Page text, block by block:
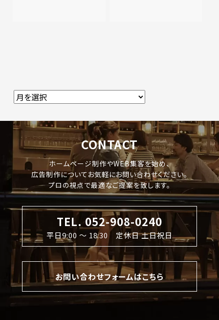
CONTACT
ホームページ制作やWEB集客を始め、
広告制作についてお気軽にお問い合わせください。
プロの視点で最適なご提案を致します。
TEL. 052-908-0240
平日9:00 〜 18:30 定休日 土日祝日
お問い合わせフォームはこちら